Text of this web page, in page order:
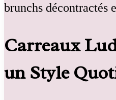
brunchs décontractés
Carreaux
un Style